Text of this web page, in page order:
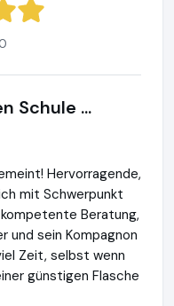
Schule ...
Hervorragende,
mit Schwerpunkt
Beratung,
und sein Kompagnon
Zeit, selbst wenn
günstigen Flasche